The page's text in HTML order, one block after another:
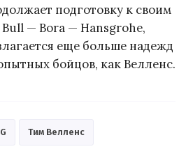
подготовку к своим
Bull — Bora — Hansgrohe,
еще больше надежд
бойцов, как Велленс.
Тим Велленс